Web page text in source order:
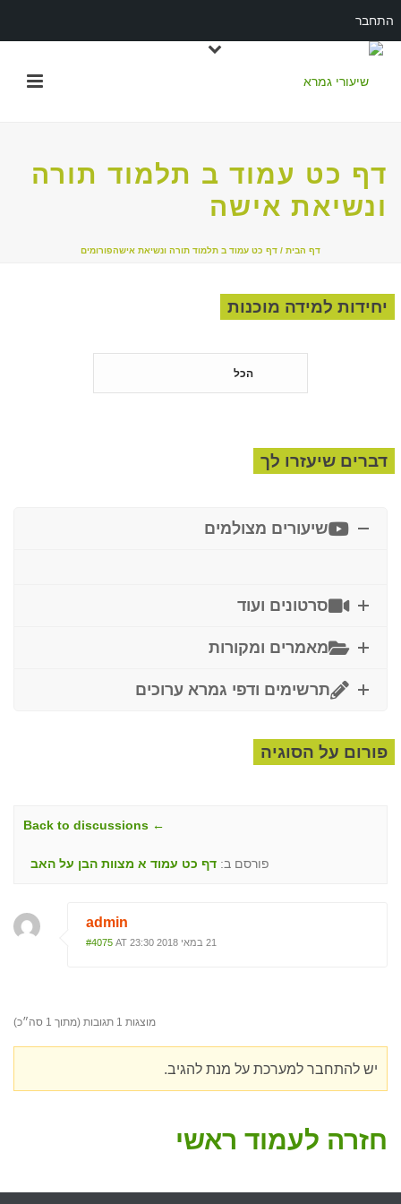
התחבר
דף כט עמוד ב תלמוד תורה
ונשיאת אישה
דף הבית / דף כט עמוד ב תלמוד תורה ונשיאת אישהפורומים
יחידות למידה מוכנות
דברים שיעזרו לך
שיעורים מצולמים
סרטונים ועוד
מאמרים ומקורות
תרשימים ודפי גמרא ערוכים
פורום על הסוגיה
← Back to discussions
פורסם ב: דף כט עמוד א מצוות הבן על האב
admin
21 במאי 2018 AT 23:30 #4075
מוצגות 1 תגובות (מתוך 1 סה״כ)
יש להתחבר למערכת על מנת להגיב.
חזרה לעמוד ראשי